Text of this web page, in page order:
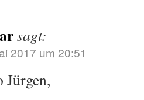
sagt:
2017 um 20:51
Jürgen,